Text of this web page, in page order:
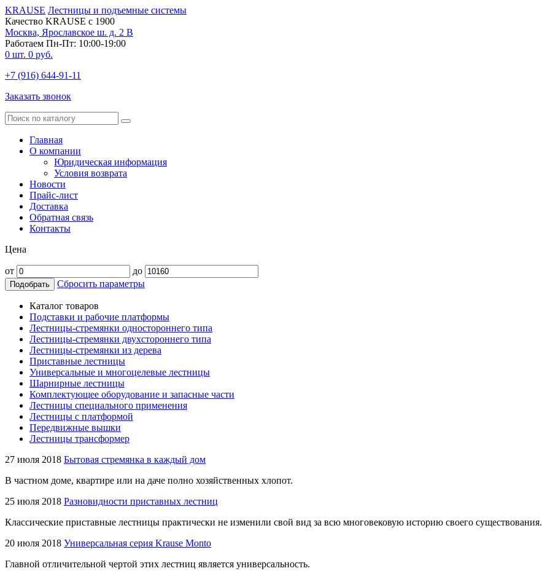
KRAUSE Лестницы и подъемные системы
Качество KRAUSE с 1900
Москва, Ярославское ш. д. 2 В
Работаем Пн-Пт: 10:00-19:00
0 шт. 0 руб.
+7 (916) 644-91-11
Заказать звонок
Главная
О компании
Юридическая информация
Условия возврата
Новости
Прайс-лист
Доставка
Обратная связь
Контакты
Цена
от до
Подобрать Сбросить параметры
Каталог товаров
Подставки и рабочие платформы
Лестницы-стремянки одностороннего типа
Лестницы-стремянки двухстороннего типа
Лестницы-стремянки из дерева
Приставные лестницы
Универсальные и многоцелевые лестницы
Шарнирные лестницы
Комплектующее оборудование и запасные части
Лестницы специального применения
Лестницы с платформой
Передвижные вышки
Лестницы трансформер
27 июля 2018 Бытовая стремянка в каждый дом
В частном доме, квартире или на даче полно хозяйственных хлопот.
25 июля 2018 Разновидности приставных лестниц
Классические приставные лестницы практически не изменили свой вид за всю многовековую историю своего существования.
20 июля 2018 Универсальная серия Krause Monto
Главной отличительной чертой этих лестниц является универсальность.